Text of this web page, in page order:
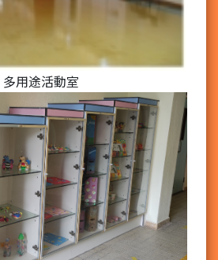
多用途活動室